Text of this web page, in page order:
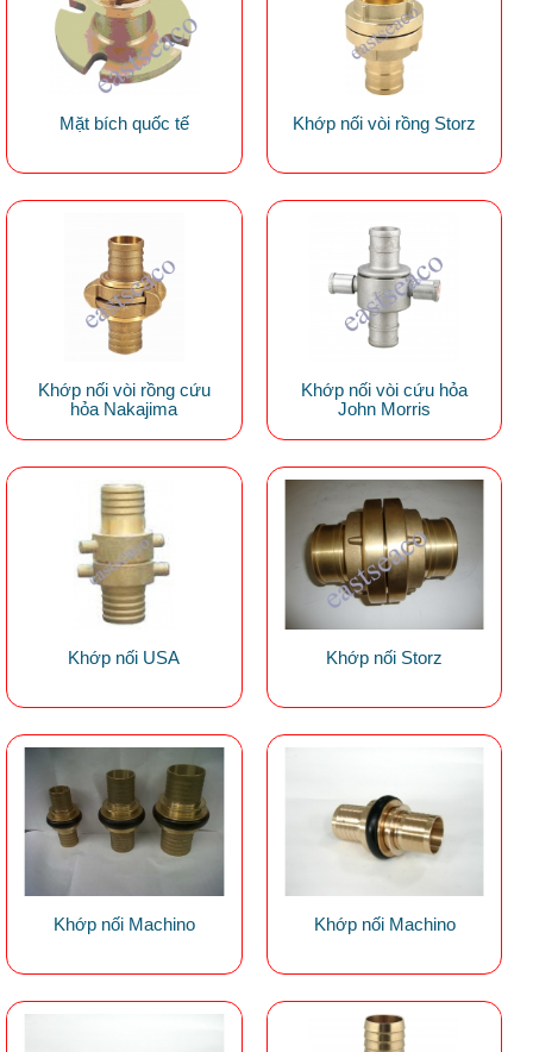
Mặt bích quốc tế Khớp nối vòi rồng Storz
Khớp nối vòi rồng cứu
hỏa Nakajima
Khớp nối vòi cứu hỏa
John Morris
Khớp nối USA Khớp nối Storz
Khớp nối Machino Khớp nối Machino